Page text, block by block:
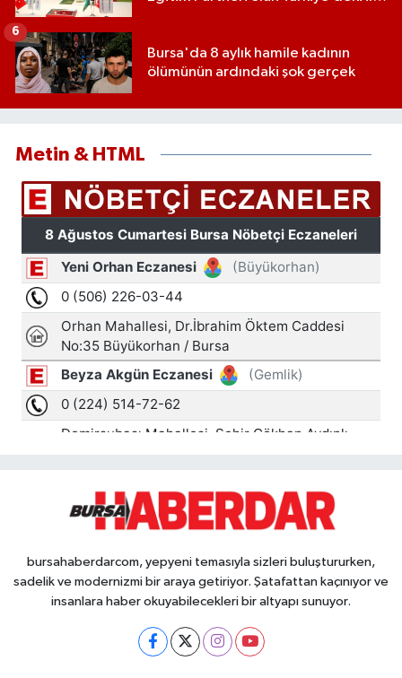
Bursa'da 8 aylık hamile kadının
ölümünün ardındaki şok gerçek
6
Metin & HTML
bursahaberdarcom, yepyeni temasıyla sizleri buluştururken,
sadelik ve modernizmi bir araya getiriyor. Şatafattan kaçınıyor ve
insanlara haber okuyabilecekleri bir altyapı sunuyor.